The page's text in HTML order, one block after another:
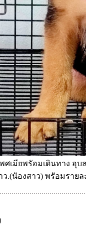
พศเมียพรัอมเดินทาง
ว.(นัองสาว) พรัอมรา